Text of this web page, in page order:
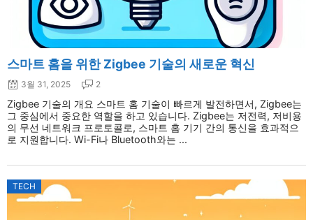
스마트 홈을 위한 Zigbee 기술의 새로운 혁신
3월 31, 2025 2
Zigbee 기술의 개요 스마트 홈 기술이 빠르게 발전하면서, Zigbee는
그 중심에서 중요한 역할을 하고 있습니다. Zigbee는 저전력, 저비용
의 무선 네트워크 프로토콜로, 스마트 홈 기기 간의 통신을 효과적으
로 지원합니다. Wi-Fi나 Bluetooth와는 ...
TECH